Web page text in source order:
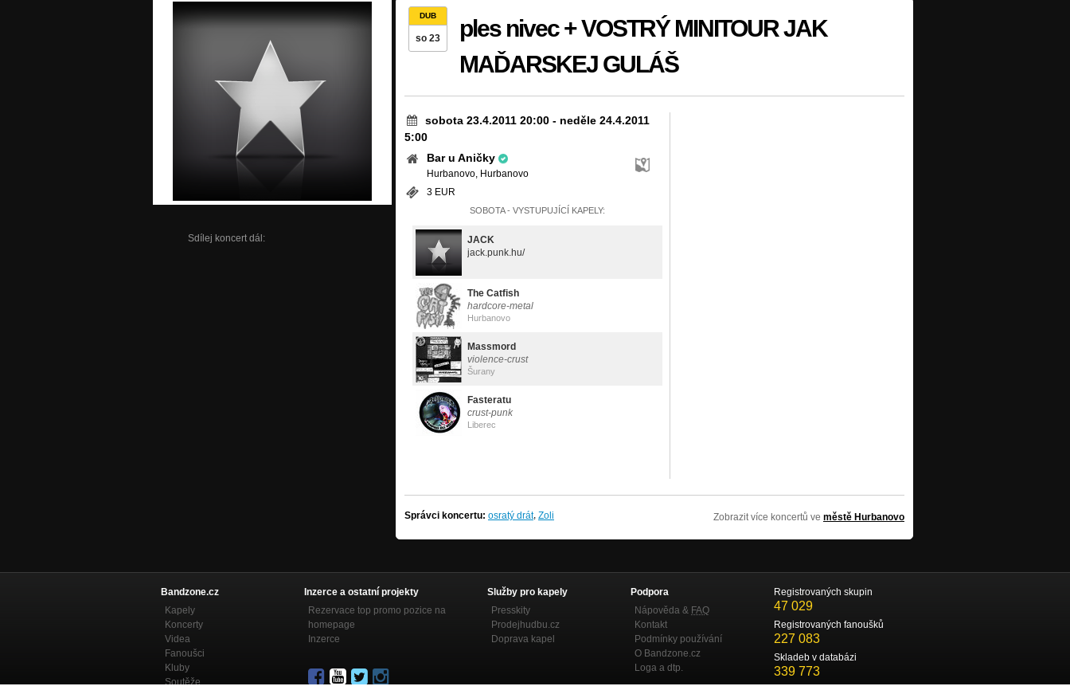
Sdílej koncert dál:
DUB
so 23
ples nivec + VOSTRÝ MINITOUR JAK
MAĎARSKEJ GULÁŠ
sobota 23.4.2011 20:00 - neděle 24.4.2011
5:00
Bar u Aničky
Hurbanovo, Hurbanovo
3 EUR
SOBOTA - VYSTUPUJÍCÍ KAPELY:
JACK
jack.punk.hu/
The Catfish
hardcore-metal
Hurbanovo
Massmord
violence-crust
Šurany
Fasteratu
crust-punk
Liberec
Správci koncertu: osratý drát, Zoli Zobrazit více koncertů ve městě Hurbanovo
Bandzone.cz
Kapely
Koncerty
Videa
Fanoušci
Kluby
Soutěže
Inzerce a ostatní projekty
Rezervace top promo pozice na
homepage
Inzerce
Služby pro kapely
Presskity
Prodejhudbu.cz
Doprava kapel
Podpora
Nápověda & FAQ
Kontakt
Podmínky používání
O Bandzone.cz
Loga a dtp.
Registrovaných skupin
47 029
Registrovaných fanoušků
227 083
Skladeb v databázi
339 773